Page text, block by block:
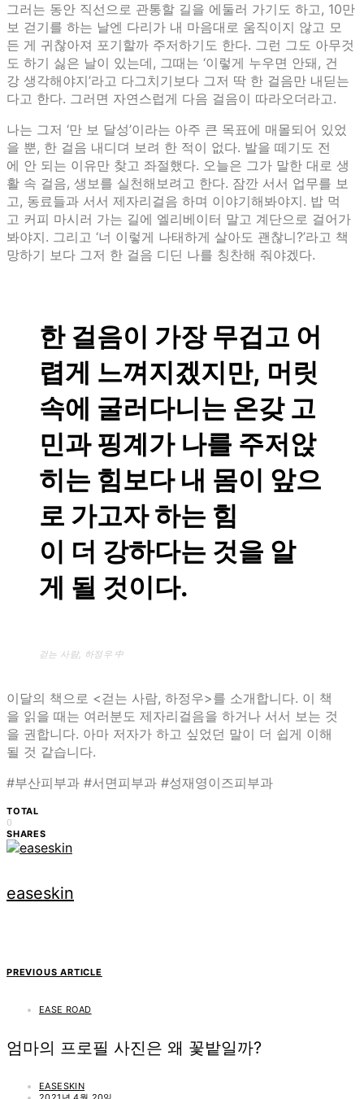
그러는 동안 직선으로 관통할 길을 에둘러 가기도 하고, 10만
보 걷기를 하는 날엔 다리가 내 마음대로 움직이지 않고 모
든 게 귀찮아져 포기할까 주저하기도 한다. 그런 그도 아무것
도 하기 싫은 날이 있는데, 그때는 ‘이렇게 누우면 안돼, 건
강 생각해야지’라고 다그치기보다 그저 딱 한 걸음만 내딛는
다고 한다. 그러면 자연스럽게 다음 걸음이 따라오더라고.
나는 그저 ‘만 보 달성’이라는 아주 큰 목표에 매몰되어 있었
을 뿐, 한 걸음 내디뎌 보려 한 적이 없다. 발을 떼기도 전
에 안 되는 이유만 찾고 좌절했다. 오늘은 그가 말한 대로 생
활 속 걸음, 생보를 실천해보려고 한다. 잠깐 서서 업무를 보
고, 동료들과 서서 제자리걸음 하며 이야기해봐야지. 밥 먹
고 커피 마시러 가는 길에 엘리베이터 말고 계단으로 걸어가
봐야지. 그리고 ‘너 이렇게 나태하게 살아도 괜찮니?’라고 책
망하기 보다 그저 한 걸음 디딘 나를 칭찬해 줘야겠다.
한 걸음이 가장 무겁고 어
렵게 느껴지겠지만, 머릿
속에 굴러다니는 온갖 고
민과 핑계가 나를 주저앉
히는 힘보다 내 몸이 앞으
로 가고자 하는 힘
이 더 강하다는 것을 알
게 될 것이다.
걷는 사람, 하정우 中
이달의 책으로 <걷는 사람, 하정우>를 소개합니다. 이 책
을 읽을 때는 여러분도 제자리걸음을 하거나 서서 보는 것
을 권합니다. 아마 저자가 하고 싶었던 말이 더 쉽게 이해
될 것 같습니다.
#부산피부과 #서면피부과 #성재영이즈피부과
TOTAL
0
SHARES
easeskin
PREVIOUS ARTICLE
EASE ROAD
엄마의 프로필 사진은 왜 꽃밭일까?
EASESKIN